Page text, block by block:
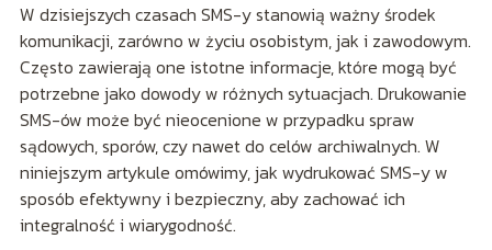
W dzisiejszych czasach SMS-y stanowią ważny środek
komunikacji, zarówno w życiu osobistym, jak i zawodowym.
Często zawierają one istotne informacje, które mogą być
potrzebne jako dowody w różnych sytuacjach. Drukowanie
SMS-ów może być nieocenione w przypadku spraw
sądowych, sporów, czy nawet do celów archiwalnych. W
niniejszym artykule omówimy, jak wydrukować SMS-y w
sposób efektywny i bezpieczny, aby zachować ich
integralność i wiarygodność.